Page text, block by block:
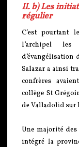
II. b) Les
régulier
C’est pourtant
l’archipel
d’évangélisation
Salazar a ainsi
confrères
collège St
de Valladolid sur
Une majorité
intégré la